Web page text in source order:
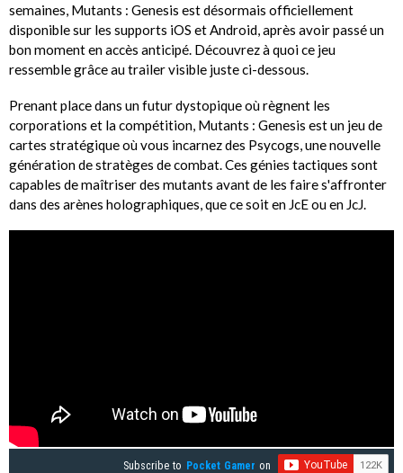
semaines, Mutants : Genesis est désormais officiellement
disponible sur les supports iOS et Android, après avoir passé un
bon moment en accès anticipé. Découvrez à quoi ce jeu
ressemble grâce au trailer visible juste ci-dessous.
Prenant place dans un futur dystopique où règnent les
corporations et la compétition, Mutants : Genesis est un jeu de
cartes stratégique où vous incarnez des Psycogs, une nouvelle
génération de stratèges de combat. Ces génies tactiques sont
capables de maîtriser des mutants avant de les faire s'affronter
dans des arènes holographiques, que ce soit en JcE ou en JcJ.
Subscribe to Pocket Gamer on